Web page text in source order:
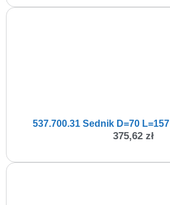
537.700.31 Sednik D=70
375,62 zł